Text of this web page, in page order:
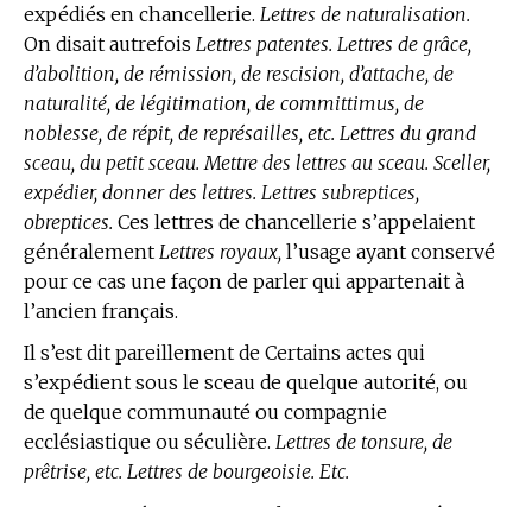
expédiés en chancellerie. Lettres de naturalisation.
On disait autrefois Lettres patentes. Lettres de grâce,
d’abolition, de rémission, de rescision, d’attache, de
naturalité, de légitimation, de committimus, de
noblesse, de répit, de représailles, etc. Lettres du grand
sceau, du petit sceau. Mettre des lettres au sceau. Sceller,
expédier, donner des lettres. Lettres subreptices,
obreptices. Ces lettres de chancellerie s’appelaient
généralement Lettres royaux, l’usage ayant conservé
pour ce cas une façon de parler qui appartenait à
l’ancien français.
Il s’est dit pareillement de Certains actes qui
s’expédient sous le sceau de quelque autorité, ou
de quelque communauté ou compagnie
ecclésiastique ou séculière. Lettres de tonsure, de
prêtrise, etc. Lettres de bourgeoisie. Etc.